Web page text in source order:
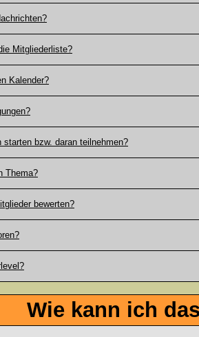
Mitgliederliste?
Kalender?
starten bzw. daran teilnehmen?
Thema?
bewerten?
Wie kann ich